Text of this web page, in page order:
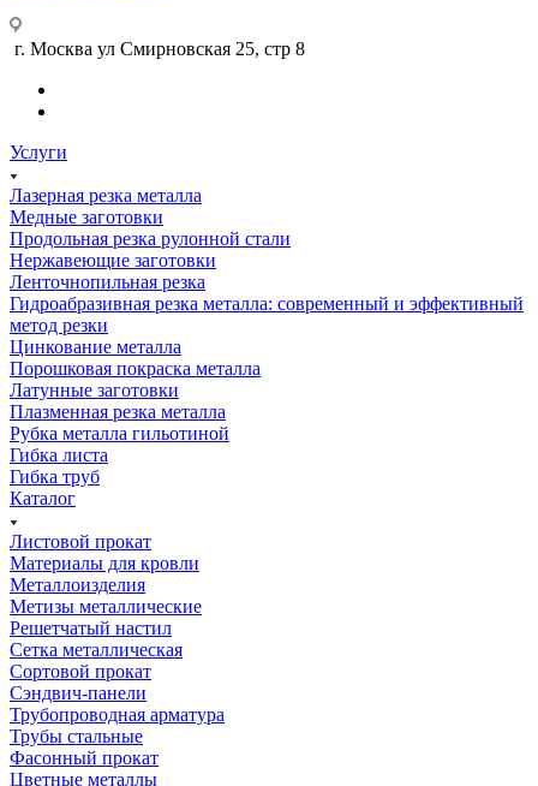
г. Москва ул Смирновская 25, стр 8
Услуги
Лазерная резка металла
Медные заготовки
Продольная резка рулонной стали
Нержавеющие заготовки
Ленточнопильная резка
Гидроабразивная резка металла: современный и эффективный
метод резки
Цинкование металла
Порошковая покраска металла
Латунные заготовки
Плазменная резка металла
Рубка металла гильотиной
Гибка листа
Гибка труб
Каталог
Листовой прокат
Материалы для кровли
Металлоизделия
Метизы металлические
Решетчатый настил
Сетка металлическая
Сортовой прокат
Сэндвич-панели
Трубопроводная арматура
Трубы стальные
Фасонный прокат
Цветные металлы